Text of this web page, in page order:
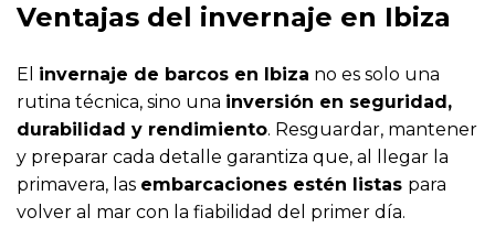
Ventajas del invernaje en Ibiza
El invernaje de barcos en Ibiza no es solo una
rutina técnica, sino una inversión en seguridad,
durabilidad y rendimiento. Resguardar, mantener
y preparar cada detalle garantiza que, al llegar la
primavera, las embarcaciones estén listas para
volver al mar con la fiabilidad del primer día.